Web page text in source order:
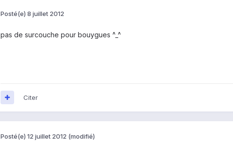
Posté(e) 8 juillet 2012
pas de surcouche pour bouygues ^_^
Citer
Posté(e) 12 juillet 2012 (modifié)